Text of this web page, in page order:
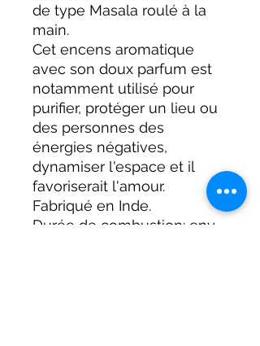
de type Masala roulé à la
main.
Cet encens aromatique
avec son doux parfum est
notamment utilisé pour
purifier, protéger un lieu ou
des personnes des
énergies négatives,
dynamiser l'espace et il
favoriserait l'amour.
Fabriqué en Inde.
Durée de combustion: env.